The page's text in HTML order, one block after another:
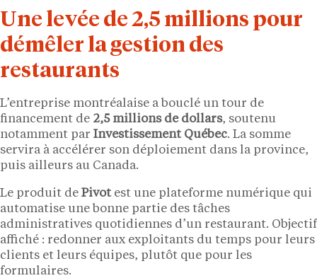
Une levée de 2,5 millions pour
démêler la gestion des
restaurants
L’entreprise montréalaise a bouclé un tour de
financement de 2,5 millions de dollars, soutenu
notamment par Investissement Québec. La somme
servira à accélérer son déploiement dans la province,
puis ailleurs au Canada.
Le produit de Pivotest une plateforme numérique qui
automatise une bonne partie des tâches
administratives quotidiennes d’un restaurant. Objectif
affiché : redonner aux exploitants du temps pour leurs
clients et leurs équipes, plutôt que pour les
formulaires.